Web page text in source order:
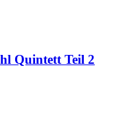
Quintett Teil 2